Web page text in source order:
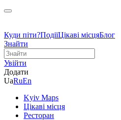
Куди піти?ПодіїЦікаві місцяБлог
Знайти
Увійти
Додати
UaRuEn
Kyiv Maps
Цікаві місця
Ресторан